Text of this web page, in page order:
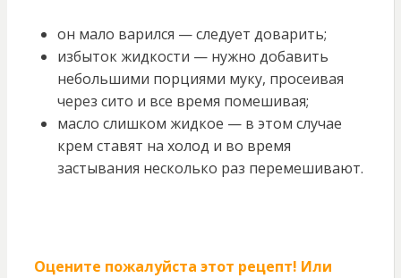
он мало варился — следует доварить;
избыток жидкости — нужно добавить
небольшими порциями муку, просеивая
через сито и все время помешивая;
масло слишком жидкое — в этом случае
крем ставят на холод и во время
застывания несколько раз перемешивают.
Оцените пожалуйста этот рецепт! Или